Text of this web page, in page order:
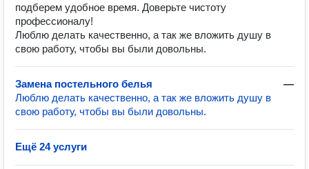
подберем удобное время. Доверьте чистоту
профессионалу!
Люблю делать качественно, а так же вложить душу в
свою работу, чтобы вы были довольны.
Замена постельного белья
—
Люблю делать качественно, а так же вложить душу в
свою работу, чтобы вы были довольны.
Ещё 24 услуги